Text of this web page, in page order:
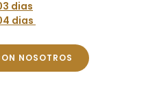
dias
dias
NOSOTROS